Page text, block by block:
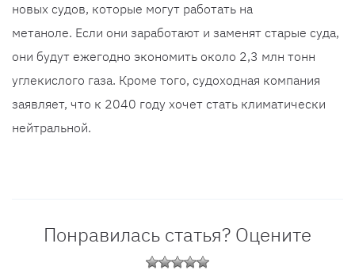
новых судов, которые могут работать на
метаноле. Если они заработают и заменят старые суда,
они будут ежегодно экономить около 2,3 млн тонн
углекислого газа. Кроме того, судоходная компания
заявляет, что к 2040 году хочет стать климатически
нейтральной.
Понравилась статья? Оцените